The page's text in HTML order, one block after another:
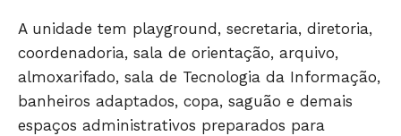
A unidade tem playground, secretaria, diretoria,
coordenadoria, sala de orientação, arquivo,
almoxarifado, sala de Tecnologia da Informação,
banheiros adaptados, copa, saguão e demais
espaços administrativos preparados para